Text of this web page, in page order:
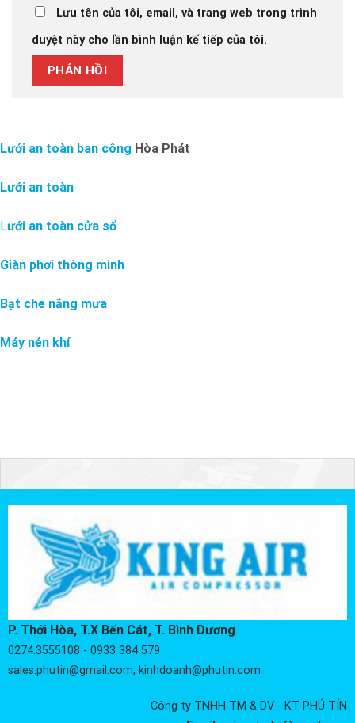
Lưu tên của tôi, email, và trang web trong trình
duyệt này cho lần bình luận kế tiếp của tôi.
Lưới an toàn ban công Hòa Phát
Lưới an toàn
Lưới an toàn cửa sổ
Giàn phơi thông minh
Bạt che nắng mưa
Máy nén khí
P. Thới Hòa, T.X Bến Cát, T. Bình Dương
0274.3555108 - 0933 384 579
sales.phutin@gmail.com, kinhdoanh@phutin.com
Công ty TNHH TM & DV - KT PHÚ TÍN